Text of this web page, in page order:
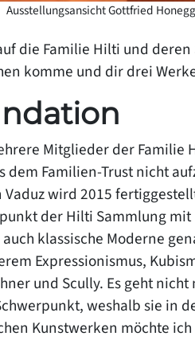
Ausstellungsansicht Gottfried
die Familie Hilti und
komme und dir drei
Mitglieder der
dem Familien-Trust nicht
Vaduz wird 2015
der Hilti Sammlung mit
auch klassische Moderne
Expressionismus,
und Scully. Es geht
weshalb sie in
Kunstwerken möchte ich